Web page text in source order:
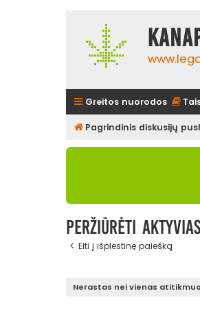
Greitos nuorodos
Pagrindinis diskusijų
Peržiūrėti
Eiti į išplėstinę paiešką
Nerastas nei vienas